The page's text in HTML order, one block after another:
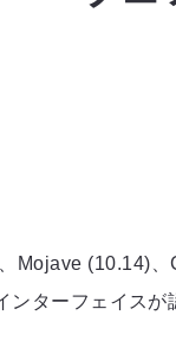
Mojave (10.14)
ターフェイスが